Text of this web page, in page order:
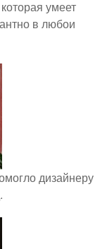
умеет
в любои
дизайнеру